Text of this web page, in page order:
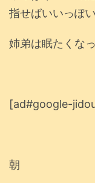
指せばいいっぽい
姉弟は眠たくな
[ad#google-
朝